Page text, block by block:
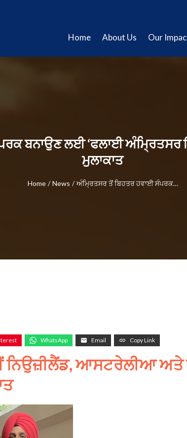
Home About Us Our
ਬਨਾਉਣ ਲਈ ‘ਫਲਾਈ ਅੰਮ੍ਰਿਤਸਰ
ਮੁਲਾਕਾਤ
Home / News / ਅੰਮ੍ਰਿਤਸਰ ਤੋਂ ਬਿਹਤਰ ਹਵਾਈ ਸੰਪਰਕ…
WhatsApp Email Copy Link
ਨਿਉਜ਼ੀਲੈਂਡ,ਆਸਟਰੇਲੀਆਅਤੇ